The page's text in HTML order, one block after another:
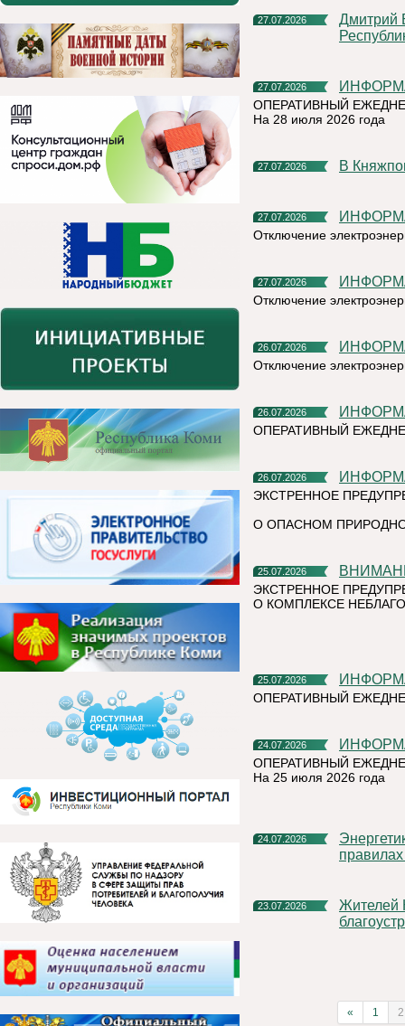
27.07.2026
Дмитрий Братыненко о реализации проекта "Команда
27.07.2026
ОПЕРАТИВНЫЙ
На 28 июля 2026 года
27.07.2026 В
27.07.2026
Отключение
27.07.2026
Отключение
26.07.2026
Отключение
26.07.2026
ОПЕРАТИВНЫЙ
26.07.2026
ЭКСТРЕННОЕ
О ОПАСНОМ
25.07.2026
ЭКСТРЕННОЕ
О КОМПЛЕКСЕ
25.07.2026
ОПЕРАТИВНЫЙ
24.07.2026
ОПЕРАТИВНЫЙ
На 25 июля 2026 года
24.07.2026
Энергетики «Россети Северо-Запад» напоминают о строгих
23.07.2026
Жителей Коми приглашают стать блогерами
« 1 2